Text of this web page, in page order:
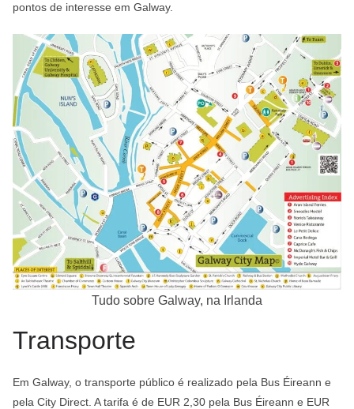
pontos de interesse em Galway.
Tudo sobre Galway, na Irlanda
Transporte
Em Galway, o transporte público é realizado pela Bus Éireann e
pela City Direct. A tarifa é de EUR 2,30 pela Bus Éireann e EUR